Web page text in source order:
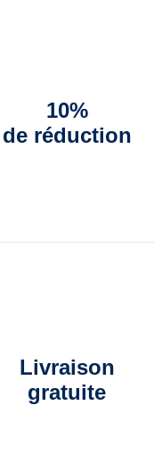
10%
de réduction
Livraison
gratuite